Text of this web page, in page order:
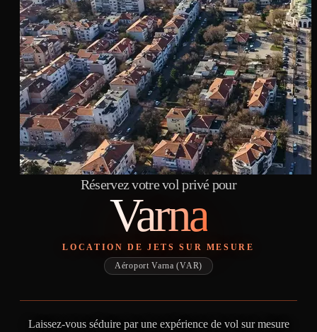
Réservez votre vol privé pour
Varna
LOCATION DE JETS SUR MESURE
Aéroport Varna (VAR)
Laissez-vous séduire par une expérience de vol sur mesure